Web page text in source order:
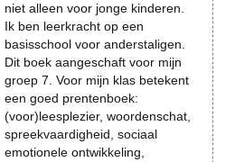
niet alleen voor jonge kinderen.
Ik ben leerkracht op een
basisschool voor anderstaligen.
Dit boek aangeschaft voor mijn
groep 7. Voor mijn klas betekent
een goed prentenboek:
(voor)leesplezier, woordenschat,
spreekvaardigheid, sociaal
emotionele ontwikkeling,